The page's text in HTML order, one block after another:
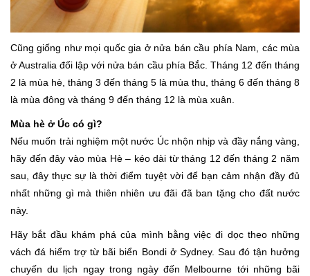
Cũng giống như mọi quốc gia ở nửa bán cầu phía Nam, các mùa
ở Australia đối lập với nửa bán cầu phía Bắc. Tháng 12 đến tháng
2 là mùa hè, tháng 3 đến tháng 5 là mùa thu, tháng 6 đến tháng 8
là mùa đông và tháng 9 đến tháng 12 là mùa xuân.
Mùa hè ở Úc có gì?
Nếu muốn trải nghiệm một nước Úc nhộn nhịp và đầy nắng vàng,
hãy đến đây vào mùa Hè – kéo dài từ tháng 12 đến tháng 2 năm
sau, đây thực sự là thời điểm tuyệt vời để bạn cảm nhận đầy đủ
nhất những gì mà thiên nhiên ưu đãi đã ban tặng cho đất nước
này.
Hãy bắt đầu khám phá của mình bằng việc đi dọc theo những
vách đá hiểm trợ từ bãi biển Bondi ở Sydney. Sau đó tận hưởng
chuyến du lịch ngay trong ngày đến Melbourne tới những bãi